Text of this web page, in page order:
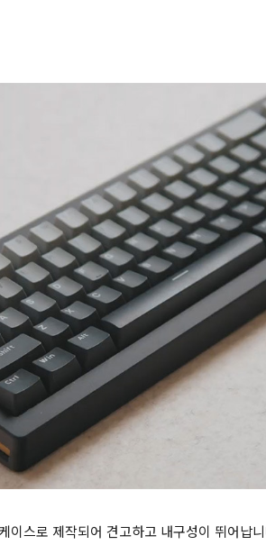
이스로 제작되어 견고하고 내구성이 뛰어납